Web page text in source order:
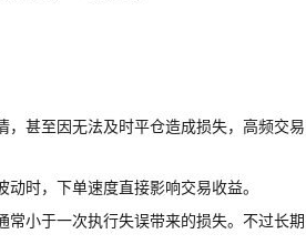
，甚至因无法及时平仓造成损失，高频交易
时，下单速度直接影响交易收益。
常小于一次执行失误带来的损失。不过长期